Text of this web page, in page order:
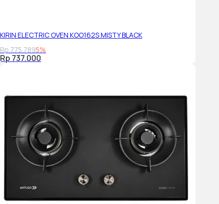
KIRIN ELECTRIC OVEN KOO162S MISTY BLACK
Rp 775.7895%
Rp 737.000